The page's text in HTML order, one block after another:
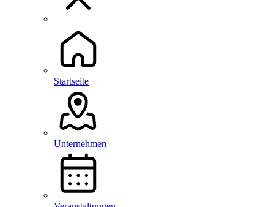
Startseite
Unternehmen